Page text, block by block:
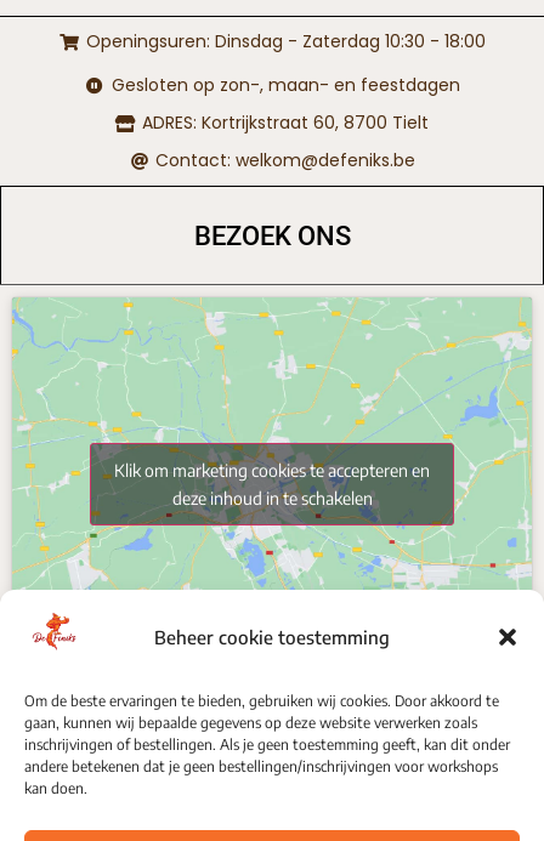
Beheer cookie toestemming
Om de beste ervaringen te bieden, gebruiken wij cookies. Door akkoord te
gaan, kunnen wij bepaalde gegevens op deze website verwerken zoals
inschrijvingen of bestellingen. Als je geen toestemming geeft, kan dit onder
andere betekenen dat je geen bestellingen/inschrijvingen voor workshops
kan doen.
Openingsuren: Dinsdag - Zaterdag 10:30 - 18:00
Gesloten op zon-, maan- en feestdagen
ADRES: Kortrijkstraat 60, 8700 Tielt
Contact: welkom@defeniks.be
BEZOEK ONS
Klik om marketing cookies te accepteren en
deze inhoud in te schakelen
VOLG ONS